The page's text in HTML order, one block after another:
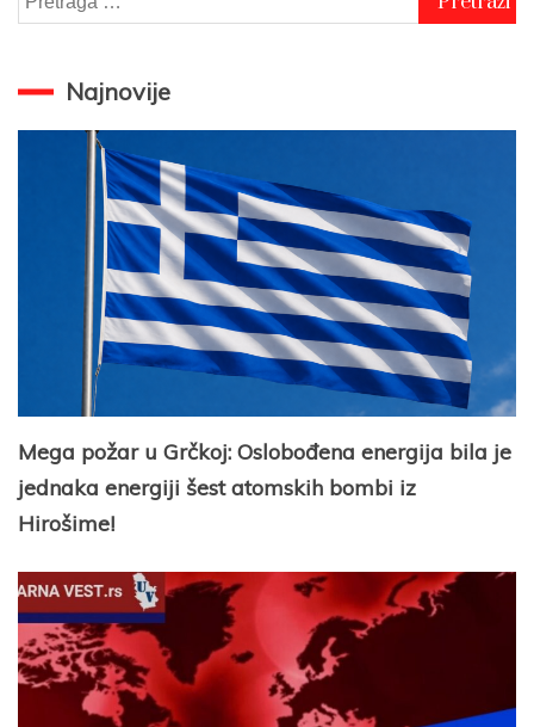
za:
Najnovije
Mega požar u Grčkoj: Oslobođena energija bila je
jednaka energiji šest atomskih bombi iz
Hirošime!